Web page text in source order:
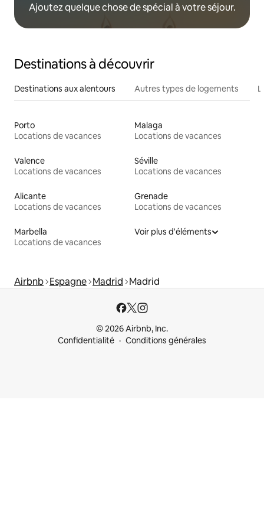
Ajoutez quelque chose de spécial à votre séjour.
Destinations à découvrir
Destinations aux alentours Autres types de logements
Porto
Locations de vacances
Malaga
Locations de vacances
Valence
Locations de vacances
Séville
Locations de vacances
Alicante
Locations de vacances
Grenade
Locations de vacances
Marbella
Locations de vacances
Voir plus d'éléments
Airbnb Espagne Madrid Madrid
© 2026 Airbnb, Inc.
Confidentialité
Conditions générales